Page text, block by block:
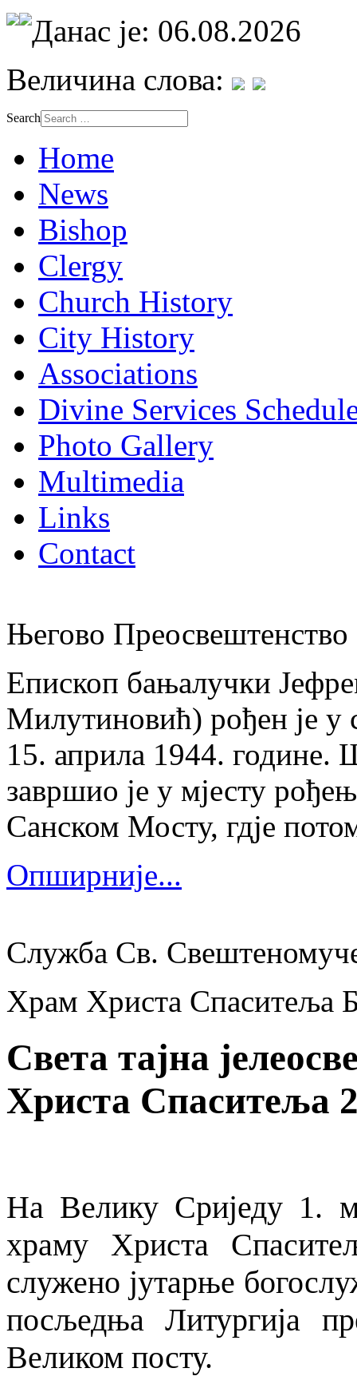
Данас је: 06.08.2026
Величина слова:
Search
Home
News
Bishop
Clergy
Church History
City History
Associations
Divine Services
Photo Gallery
Multimedia
Links
Contact
Његово
Епископ бањалучки
Милутиновић) рођен је у
15. априла 1944. године.
завршио је у мјесту
Санском Мосту, гдје
Опширније...
Служба Св.
Храм Христа Спаситеља
Света тајна
Христа Спаситеља
На Велику Сриједу 1.
храму Христа
служено јутарње
посљедња Литургија
Великом посту.